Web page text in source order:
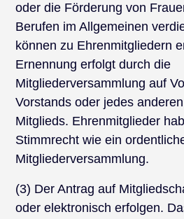
oder die Förderung von
Berufen im Allgemeinen
können zu Ehrenmitgliedern
Ernennung erfolgt durch die
Mitgliederversammlung auf
Vorstands oder jedes
Mitglieds. Ehrenmitglieder
Stimmrecht wie ein
Mitgliederversammlung.
(3) Der Antrag auf
oder elektronisch erfolgen.